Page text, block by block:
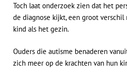
Toch laat onderzoek zien dat het
de diagnose kijkt, een groot
kind als het gezin.
Ouders die autisme benaderen
zich meer op de krachten van hun